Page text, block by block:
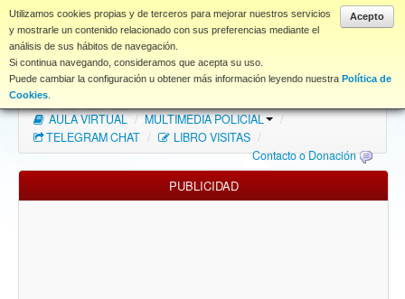
Acepto
Utilizamos cookies propias y de terceros para mejorar nuestros servicios
y mostrarle un contenido relacionado con sus preferencias mediante el
análisis de sus hábitos de navegación.
Si continua navegando, consideramos que acepta su uso.
Puede cambiar la configuración u obtener más información leyendo nuestra Política de
Cookies
www.coet.es
Portal
Índice Foros
FAQ
NORMAS FORO
Descargas
AULA VIRTUAL / MULTIMEDIA POLICIAL
/
TELEGRAM CHAT / LIBRO VISITAS /
Contacto o Donación
PUBLICIDAD